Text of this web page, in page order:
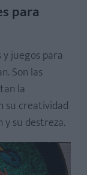
para
juegos para
Son las
la
su creatividad
su destreza.